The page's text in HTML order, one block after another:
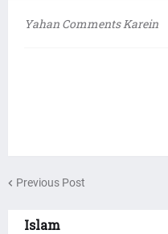
Yahan Comments Karein
Previous Post
Islam